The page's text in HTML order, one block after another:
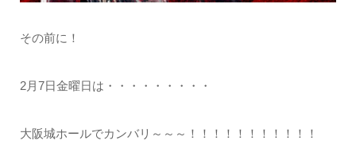
その前に！
2月7日金曜日は・・・・・・・・・
大阪城ホールでカンバリ～～～！！！！！！！！！！！